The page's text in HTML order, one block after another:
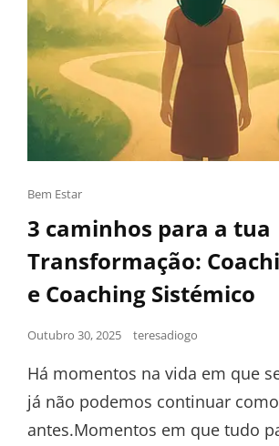
Bem Estar
3 caminhos para a tua
Transformação:
e Coaching Sistémico
Outubro 30, 2025 teresadiogo
Há momentos na vida em que
já não podemos continuar como
antes.Momentos em que tudo